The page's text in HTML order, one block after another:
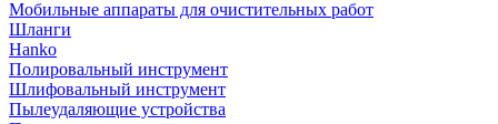
Мобильные аппараты для очистительных работ
Шланги
Hanko
Полировальный инструмент
Шлифовальный инструмент
Пылеудаляющие устройства